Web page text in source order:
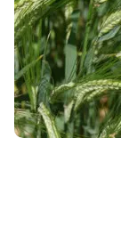
de 6 ans
Sans vouloir
d’orges de
01 SEPT. 2022